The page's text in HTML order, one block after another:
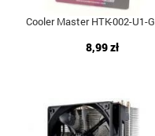
Cooler Master HTK-002-U1-
8,99 zł